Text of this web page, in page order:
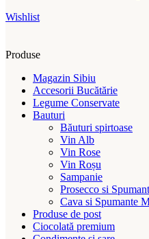
Wishlist
Produse
Magazin Sibiu
Accesorii Bucătărie
Legume Conservate
Bauturi
Băuturi spirtoase
Vin Alb
Vin Rose
Vin Roșu
Sampanie
Prosecco si
Cava si Spumante
Produse de post
Ciocolată premium